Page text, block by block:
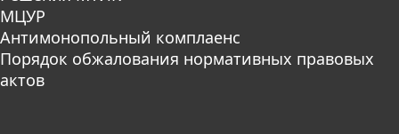
МЦУР
Антимонопольный комплаенс
Порядок обжалования нормативных правовых
актов